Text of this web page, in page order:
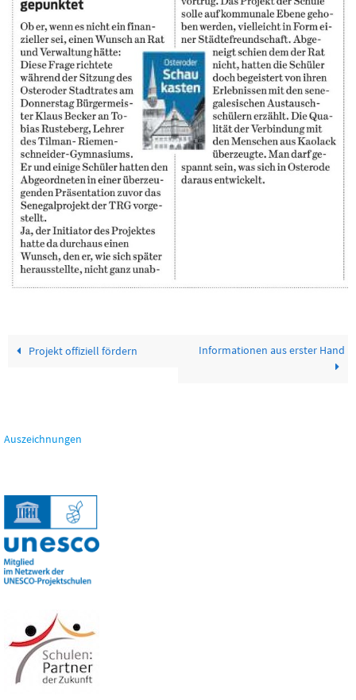
Projekt offiziell fördern Informationen aus erster Hand
Auszeichnungen